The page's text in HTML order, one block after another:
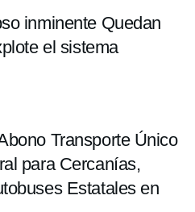
inminente Quedan
el sistema
Transporte Único
para Cercanías,
Estatales en